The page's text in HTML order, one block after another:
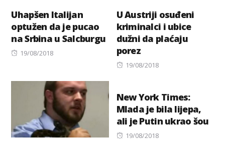
Uhapšen Italijan
optužen da je pucao
na Srbina u Salcburgu
Posted
19/08/2018
U Austriji osuđeni
kriminalci i ubice
dužni da plaćaju
porez
Posted
19/08/2018
New York Times:
Mlada je bila lijepa,
ali je Putin ukrao šou
Posted
19/08/2018